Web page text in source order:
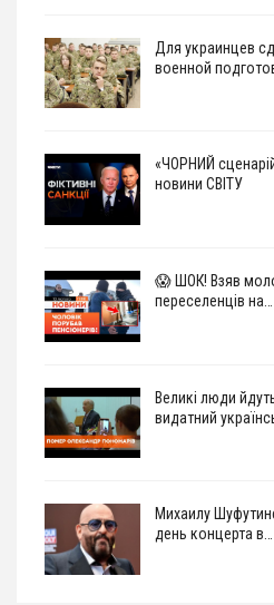
Для украинцев
военной
«ЧОРНИЙ
новини СВІТУ
😱 ШОК! Взяв
переселенців на…
Великі люди
видатний
Михаилу
день концерта в…